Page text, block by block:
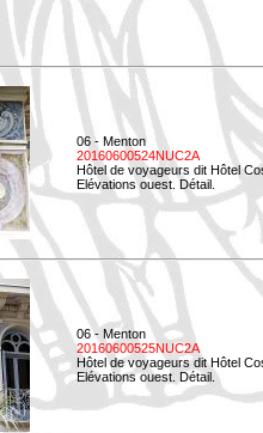
06 - Menton
20160600524NUC2A
Hôtel de voyageurs dit Hôtel
Elévations ouest. Détail.
06 - Menton
20160600525NUC2A
Hôtel de voyageurs dit Hôtel
Elévations ouest. Détail.